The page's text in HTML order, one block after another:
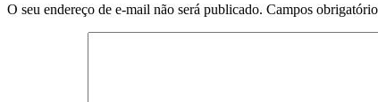
O seu endereço de e-mail não será publicado. Campos